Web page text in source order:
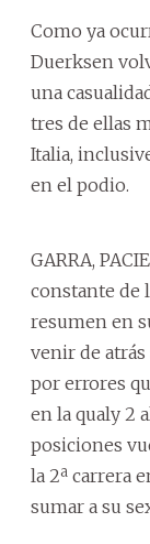
Como ya
Duerksen
una
tres de ellas
Italia,
en el podio.
GARRA,
constante de
resumen en
venir de
por errores
en la qualy 2
posiciones
la 2ª carrera
sumar a su